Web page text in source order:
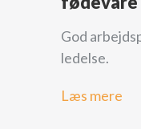
God
ledelse.
Læs mere